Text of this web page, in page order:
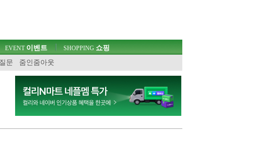
문 줌인줌아웃
EVENT이벤트 SHOPPING 쇼핑